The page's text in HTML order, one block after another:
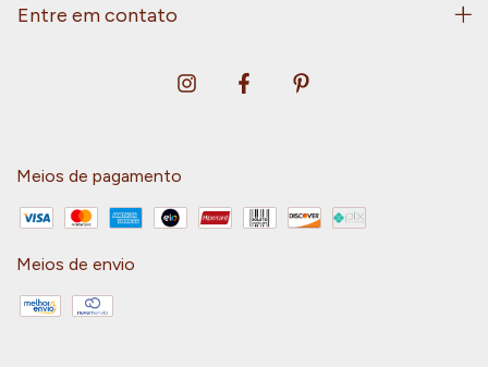
Entre em contato
Meios de pagamento
Meios de envio